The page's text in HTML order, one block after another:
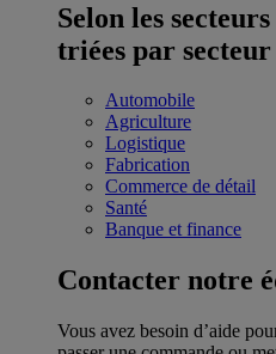
Selon les secteurs
triées par secteur
Automobile
Agriculture
Logistique
Fabrication
Commerce de détail
Santé
Banque et finance
Contacter notre
Vous avez besoin d’aide